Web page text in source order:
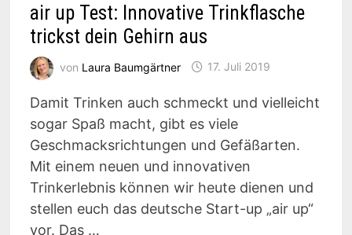
air up Test: Innovative Trinkflasche
trickst dein Gehirn aus
von Laura Baumgärtner 17. Juli 2019
Damit Trinken auch schmeckt und vielleicht
sogar Spaß macht, gibt es viele
Geschmacksrichtungen und Gefäßarten.
Mit einem neuen und innovativen
Trinkerlebnis können wir heute dienen und
stellen euch das deutsche Start-up „air up“
vor. Das …